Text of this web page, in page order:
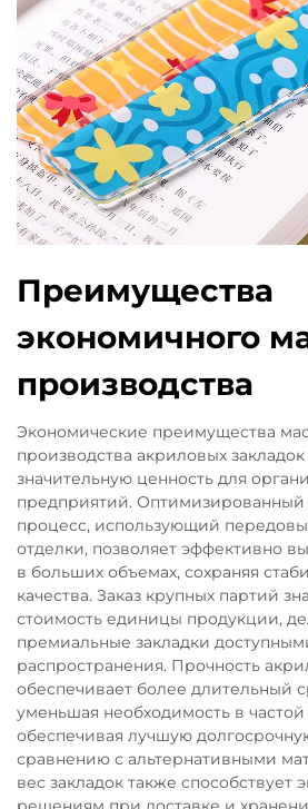
Преимущества
экономичного
производства
Экономические преимущества
производства акриловых
значительную ценность для
предприятий.
процесс, использующий
отделки, позволяет эффективно
в больших объемах, сохраняя
качества. Заказ крупных партий
стоимость единицы продукции,
премиальные закладки
распространения. Прочность
обеспечивает более длительный
уменьшая необходимость в
обеспечивая лучшую
сравнению с альтернативными
вес закладок также способствует